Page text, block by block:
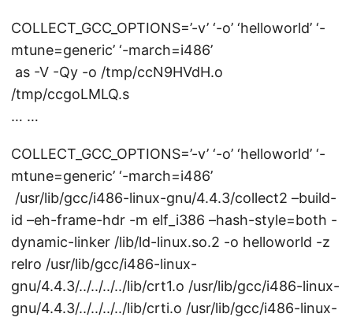
COLLECT_GCC_OPTIONS=’-v’ ‘-o’ ‘helloworld’ ‘-
mtune=generic’ ‘-march=i486’
as -V -Qy -o /tmp/ccN9HVdH.o
/tmp/ccgoLMLQ.s
… …
COLLECT_GCC_OPTIONS=’-v’ ‘-o’ ‘helloworld’ ‘-
mtune=generic’ ‘-march=i486’
/usr/lib/gcc/i486-linux-gnu/4.4.3/collect2 –build-
id –eh-frame-hdr -m elf_i386 –hash-style=both -
dynamic-linker /lib/ld-linux.so.2 -o helloworld -z
relro /usr/lib/gcc/i486-linux-
gnu/4.4.3/../../../../lib/crt1.o /usr/lib/gcc/i486-linux-
gnu/4.4.3/../../../../lib/crti.o /usr/lib/gcc/i486-linux-